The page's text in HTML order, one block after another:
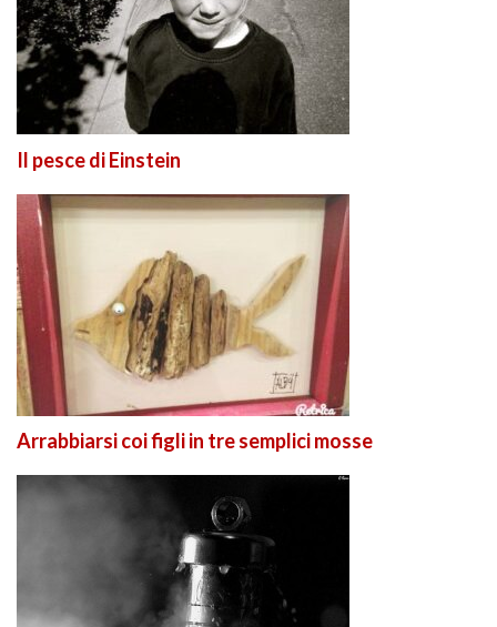
Il pesce di Einstein
Arrabbiarsi coi figli in tre semplici mosse